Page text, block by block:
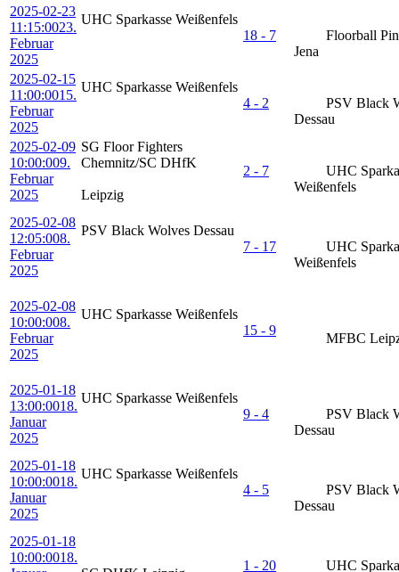
2025-02-23
11:15:0023.
Februar
2025
UHC Sparkasse Weißenfels
18 - 7
Floorball
Jena
2025-02-15
11:00:0015.
Februar
2025
UHC Sparkasse Weißenfels
4 - 2
PSV Black
Dessau
2025-02-09
10:00:009.
Februar
2025
SG Floor Fighters
Chemnitz/SC DHfK
Leipzig
2 - 7
UHC
Weißenfels
2025-02-08
12:05:008.
Februar
2025
PSV Black Wolves Dessau
7 - 17
UHC
Weißenfels
2025-02-08
10:00:008.
Februar
2025
UHC Sparkasse Weißenfels
15 - 9
MFBC
2025-01-18
13:00:0018.
Januar
2025
UHC Sparkasse Weißenfels
9 - 4
PSV Black
Dessau
2025-01-18
10:00:0018.
Januar
2025
UHC Sparkasse Weißenfels
4 - 5
PSV Black
Dessau
2025-01-18
10:00:0018.
1 - 20 UHC